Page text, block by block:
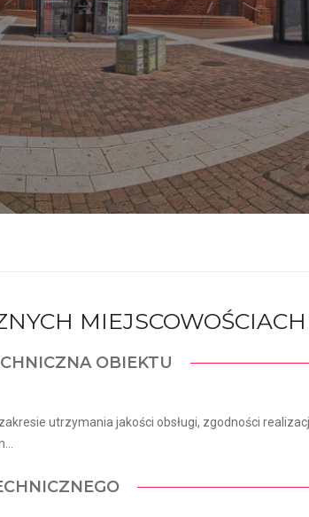
MIEJSCOWOŚCIACH
OBIEKTU
utrzymania jakości obsługi, zgodności